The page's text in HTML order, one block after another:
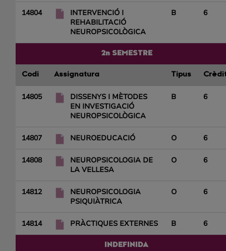
14804
INTERVENCIÓ I
REHABILITACIÓ
NEUROPSICOLÒGICA
B 6
2n SEMESTRE
Codi Assignatura Tipus
14805
DISSENYS I MÈTODES
EN INVESTIGACIÓ
NEUROPSICOLÒGICA
B 6
14807 NEUROEDUCACIÓ O 6
14808
NEUROPSICOLOGIA DE
LA VELLESA
O 6
14812
NEUROPSICOLOGIA
PSIQUIÀTRICA
O 6
14814 PRÀCTIQUES EXTERNES B 6
INDEFINIDA